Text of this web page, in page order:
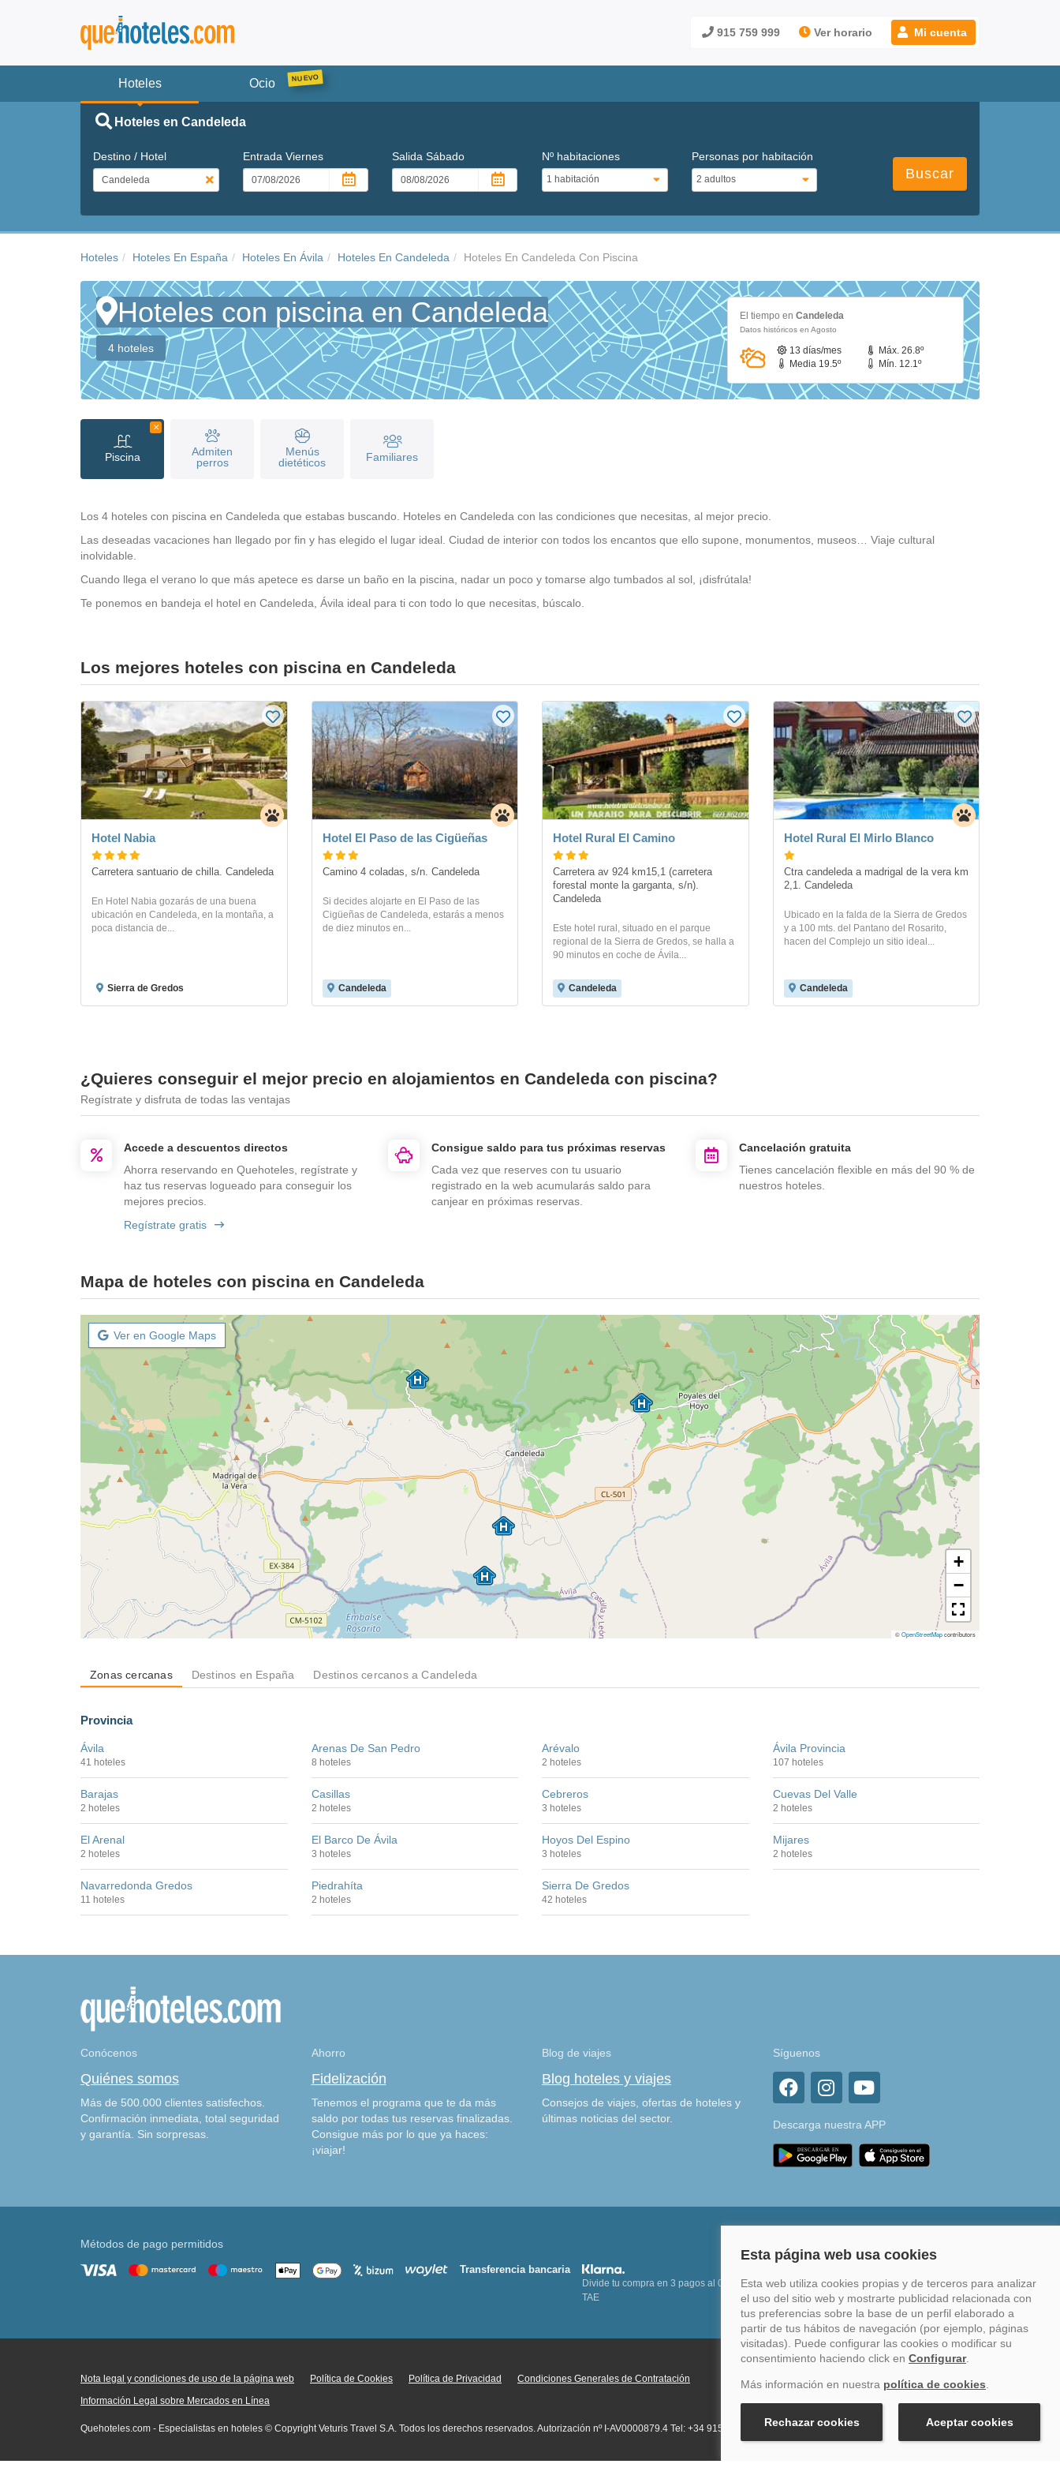
915 759 999 Ver horario Mi cuenta
Hoteles Ocio
Hoteles en Candeleda
Destino / Hotel Entrada Viernes SalidaSábado Nº habitaciones Personas por habitación
Buscar
Hoteles Hoteles En España Hoteles En Ávila Hoteles En Candeleda Hoteles En Candeleda Con Piscina
Hoteles con piscina en Candeleda
4 hoteles
El tiempo en Candeleda
Datos históricos en Agosto
13 días/mes
Máx. 26.8º
Media 19.5º
Mín. 12.1º
Piscina
Admiten
perros
Menús
dietéticos
Familiares
Los 4 hoteles con piscina en Candeleda que estabas buscando. Hoteles en Candeleda con las condiciones que necesitas, al mejor precio.
Las deseadas vacaciones han llegado por fin y has elegido el lugar ideal. Ciudad de interior con todos los encantos que ello supone, monumentos, museos… Viaje cultural
inolvidable.
Cuando llega el verano lo que más apetece es darse un baño en la piscina, nadar un poco y tomarse algo tumbados al sol, ¡disfrútala!
Te ponemos en bandeja el hotel en Candeleda, Ávila ideal para ti con todo lo que necesitas, búscalo.
Los mejores hoteles con piscina en Candeleda
Hotel Nabia
Carretera santuario de chilla. Candeleda
En Hotel Nabia gozarás de una buena
ubicación en Candeleda, en la montaña, a
poca distancia de...
Sierra de Gredos
Hotel El Paso de las Cigüeñas
Camino 4 coladas, s/n. Candeleda
Si decides alojarte en El Paso de las
Cigüeñas de Candeleda, estarás a menos
de diez minutos en...
Candeleda
Hotel Rural El Camino
Carretera av 924 km15,1 (carretera
forestal monte la garganta, s/n).
Candeleda
Este hotel rural, situado en el parque
regional de la Sierra de Gredos, se halla a
90 minutos en coche de Ávila...
Candeleda
Hotel Rural El Mirlo Blanco
Ctra candeleda a madrigal de la vera km
2,1. Candeleda
Ubicado en la falda de la Sierra de Gredos
y a 100 mts. del Pantano del Rosarito,
hacen del Complejo un sitio ideal...
Candeleda
¿Quieres conseguir el mejor precio en alojamientos en Candeleda con piscina?
Regístrate y disfruta de todas las ventajas
Accede a descuentos directos
Ahorra reservando en Quehoteles, regístrate y
haz tus reservas logueado para conseguir los
mejores precios.
Regístrate gratis
Consigue saldo para tus próximas reservas
Cada vez que reserves con tu usuario
registrado en la web acumularás saldo para
canjear en próximas reservas.
Cancelación gratuita
Tienes cancelación flexible en más del 90 % de
nuestros hoteles.
Mapa de hoteles con piscina en Candeleda
Ver en Google Maps
+
−
©OpenStreetMapcontributors
Zonas cercanas Destinos en España Destinos cercanos a Candeleda
Provincia
Ávila
41 hoteles
Arenas De San Pedro
8 hoteles
Arévalo
2 hoteles
Ávila Provincia
107 hoteles
Barajas
2 hoteles
Casillas
2 hoteles
Cebreros
3 hoteles
Cuevas Del Valle
2 hoteles
El Arenal
2 hoteles
El Barco De Ávila
3 hoteles
Hoyos Del Espino
3 hoteles
Mijares
2 hoteles
Navarredonda Gredos
11 hoteles
Piedrahíta
2 hoteles
Sierra De Gredos
42 hoteles
Conócenos
Quiénes somos
Más de 500.000 clientes satisfechos.
Confirmación inmediata, total seguridad
y garantía. Sin sorpresas.
Ahorro
Fidelización
Tenemos el programa que te da más
saldo por todas tus reservas finalizadas.
Consigue más por lo que ya haces:
¡viajar!
Blog de viajes
Blog hoteles y viajes
Consejos de viajes, ofertas de hoteles y
últimas noticias del sector.
Síguenos
Descarga nuestra APP
Métodos de pago permitidos
Transferencia bancaria
Divide tu compra en 3 pagos al 0%
TAE
Financia hasta en 12 meses o en 4 pagos sin
intereses
Nota legal y condiciones de uso de la página web Política de Cookies Política de Privacidad
Condiciones Generales de Contratación
Información Legal sobre Mercados en Línea
Quehoteles.com - Especialistas en hoteles © Copyright Veturis Travel S.A. Todos los derechos reservados. Autorización nº I-AV0000879.4 Tel: +34 915759999